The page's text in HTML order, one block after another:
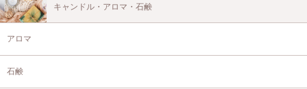
キャンドル・アロマ・石鹸
アロマ
石鹸